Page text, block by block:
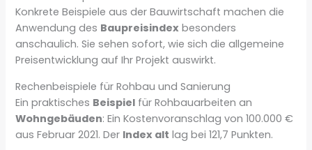
Konkrete Beispiele aus der Bauwirtschaft machen die
Anwendung des Baupreisindex besonders
anschaulich. Sie sehen sofort, wie sich die allgemeine
Preisentwicklung auf Ihr Projekt auswirkt.
Rechenbeispiele für Rohbau und Sanierung
Ein praktisches Beispiel für Rohbauarbeiten an
Wohngebäuden: Ein Kostenvoranschlag von 100.000 €
aus Februar 2021. Der Index alt lag bei 121,7 Punkten.